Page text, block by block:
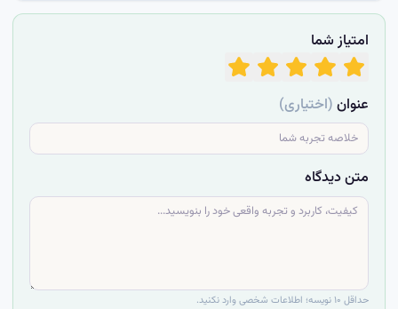
امتیاز شما
عنوان(اختیاری)
متن دیدگاه
حداقل ۱۰ نویسه؛ اطلاعات شخصی وارد نکنید.